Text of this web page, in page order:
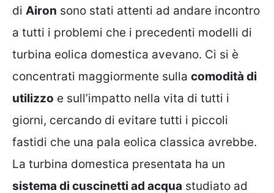
di Airon sono stati attenti ad andare incontro
a tutti i problemi che i precedenti modelli di
turbina eolica domestica avevano. Ci si è
concentrati maggiormente sulla comodità di
utilizzo e sull’impatto nella vita di tutti i
giorni, cercando di evitare tutti i piccoli
fastidi che una pala eolica classica avrebbe.
La turbina domestica presentata ha un
sistema di cuscinetti ad acqua studiato ad